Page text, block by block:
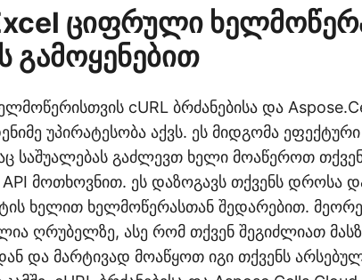
ციფრული
გამოყენებით
cURL ბრძანებისა და
უპირატესობა აქვს. ეს მიდგომა
საშუალებას გაძლევთ ხელი მოაწეროთ
მოთხოვნით. ეს დაზოგავს თქვენს დროსა
ხელით ხელმოწერასთან შედარებით.
ღრუბელზე, ასე რომ თქვენ შეგიძლიათ
და მარტივად მოაწყოთ იგი თქვენს